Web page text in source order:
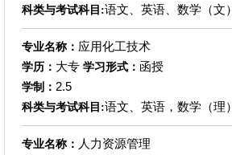
科类与考试科目:语文、英语、数学（文）
专业名称： 应用化工技术
学历： 大专 学习形式： 函授
学制： 2.5
科类与考试科目:语文、英语，数学（理）
专业名称： 人力资源管理